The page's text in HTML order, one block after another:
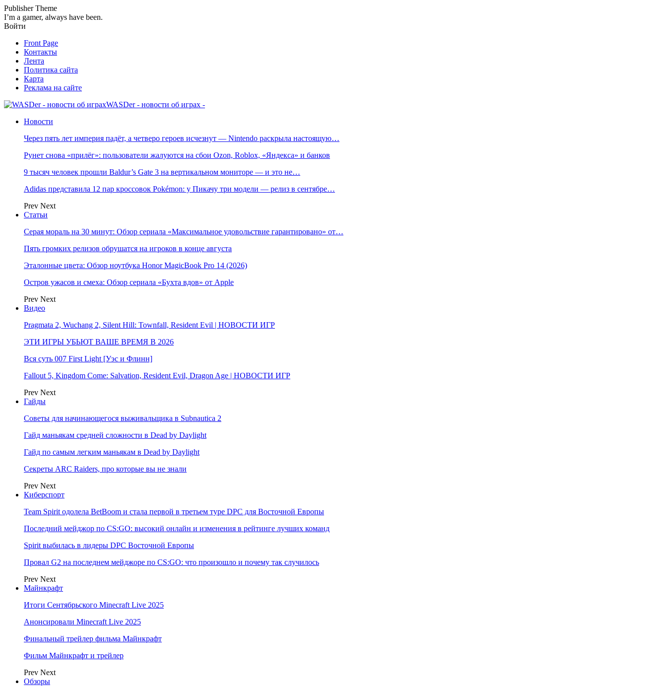
Publisher Theme
I’m a gamer, always have been.
Войти
Front Page
Контакты
Лента
Политика сайта
Карта
Реклама на сайте
WASDer - новости об играх -
Новости
Через пять лет империя падёт, а четверо героев исчезнут — Nintendo раскрыла настоящую…
Рунет снова «прилёг»: пользователи жалуются на сбои Ozon, Roblox, «Яндекса» и банков
9 тысяч человек прошли Baldur’s Gate 3 на вертикальном мониторе — и это не…
Adidas представила 12 пар кроссовок Pokémon: у Пикачу три модели — релиз в сентябре…
Prev Next
Статьи
Серая мораль на 30 минут: Обзор сериала «Максимальное удовольствие гарантировано» от…
Пять громких релизов обрушатся на игроков в конце августа
Эталонные цвета: Обзор ноутбука Honor MagicBook Pro 14 (2026)
Остров ужасов и смеха: Обзор сериала «Бухта вдов» от Apple
Prev Next
Видео
Pragmata 2, Wuchang 2, Silent Hill: Townfall, Resident Evil | НОВОСТИ ИГР
ЭТИ ИГРЫ УБЬЮТ ВАШЕ ВРЕМЯ В 2026
Вся суть 007 First Light [Уэс и Флинн]
Fallout 5, Kingdom Come: Salvation, Resident Evil, Dragon Age | НОВОСТИ ИГР
Prev Next
Гайды
Советы для начинающегося выживальщика в Subnautica 2
Гайд маньякам средней сложности в Dead by Daylight
Гайд по самым легким маньякам в Dead by Daylight
Секреты ARC Raiders, про которые вы не знали
Prev Next
Киберспорт
Team Spirit одолела BetBoom и стала первой в третьем туре DPC для Восточной Европы
Последний мейджор по CS:GO: высокий онлайн и изменения в рейтинге лучших команд
Spirit выбилась в лидеры DPC Восточной Европы
Провал G2 на последнем мейджоре по CS:GO: что произошло и почему так случилось
Prev Next
Майнкрафт
Итоги Сентябрьского Minecraft Live 2025
Анонсировали Minecraft Live 2025
Финальный трейлер фильма Майнкрафт
Фильм Майнкрафт и трейлер
Prev Next
Обзоры